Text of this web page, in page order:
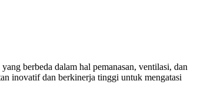
berbeda dalam hal pemanasan, ventilasi, dan
inovatif dan berkinerja tinggi untuk mengatasi